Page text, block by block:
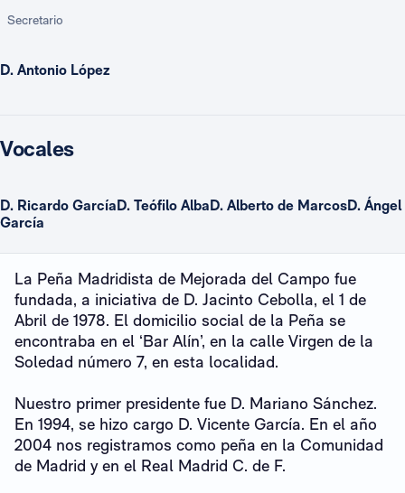
Secretario
D. Antonio López
Vocales
D. Ricardo GarcíaD. Teófilo AlbaD. Alberto de MarcosD. Ángel
García
La Peña Madridista de Mejorada del Campo fue
fundada, a iniciativa de D. Jacinto Cebolla, el 1 de
Abril de 1978. El domicilio social de la Peña se
encontraba en el ‘Bar Alín’, en la calle Virgen de la
Soledad número 7, en esta localidad.
Nuestro primer presidente fue D. Mariano Sánchez.
En 1994, se hizo cargo D. Vicente García. En el año
2004 nos registramos como peña en la Comunidad
de Madrid y en el Real Madrid C. de F.